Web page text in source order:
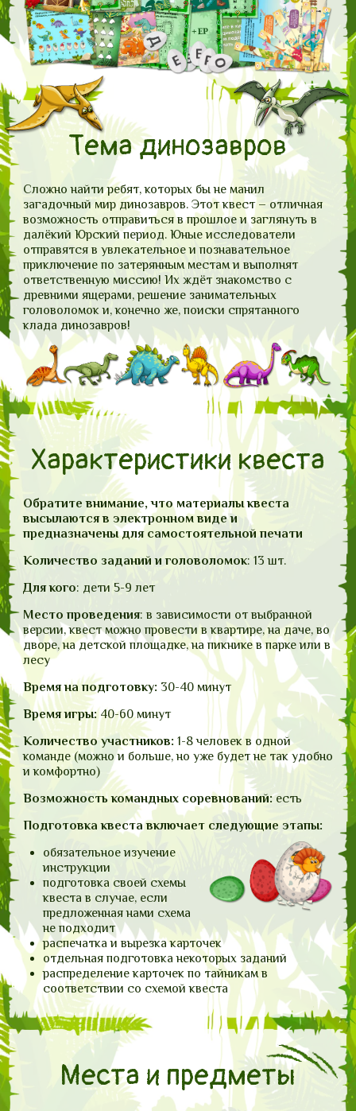
Тема динозавров
Сложно найти ребят, которых бы не манил
загадочный мир динозавров. Этот квест – отличная
возможность отправиться в прошлое и заглянуть в
далёкий Юрский период. Юные исследователи
отправятся в увлекательное и познавательное
приключение по затерянным местам и выполнят
ответственную миссию! Их ждёт знакомство с
древними ящерами, решение занимательных
головоломок и, конечно же, поиски спрятанного
клада динозавров!
Характеристики квеста
Обратите внимание, что материалы квеста
высылаются в электронном виде и
предназначены для самостоятельной печати
Количество заданий и головоломок: 13 шт.
Для кого: дети 5-9 лет
Место проведения: в зависимости от выбранной
версии, квест можно провести в квартире, на даче, во
дворе, на детской площадке, на пикнике в парке или в
лесу
Время на подготовку: 30-40 минут
Время игры:40-60 минут
Количество участников: 1-8 человек в одной
команде (можно и больше, но уже будет не так удобно
и комфортно)
Возможность командных соревнований:есть
Подготовка квеста включает следующие этапы:
обязательное изучение
инструкции
подготовка своей схемы
квеста в случае, если
предложенная нами схема
не подходит
распечатка и вырезка карточек
отдельная подготовка некоторых заданий
распределение карточек по тайникам в
соответствии со схемой квеста
Места и предметы